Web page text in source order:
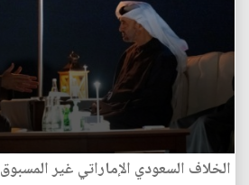
الخلاف السعودي الإماراتي غير المسبوق